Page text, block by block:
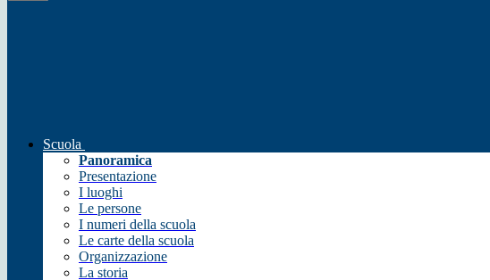
Scuola
Panoramica
Presentazione
I luoghi
Le persone
I numeri della scuola
Le carte della scuola
Organizzazione
La storia